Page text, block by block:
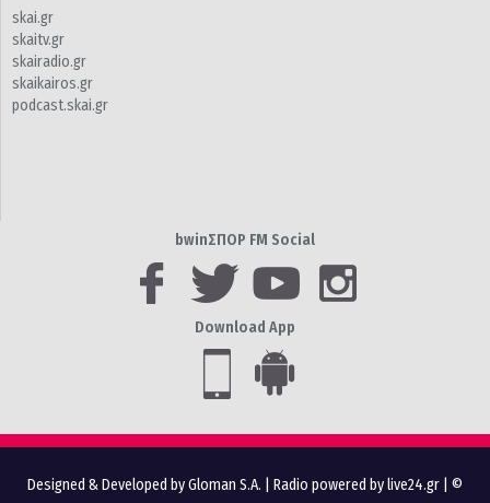
skai.gr
skaitv.gr
skairadio.gr
skaikairos.gr
podcast.skai.gr
bwinΣΠΟΡ FM Social
Download App
Designed & Developed by Gloman S.A. Radio powered by live24.gr | ©